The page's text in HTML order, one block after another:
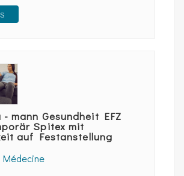
mann Gesundheit EFZ
Spitex mit
auf Festanstellung